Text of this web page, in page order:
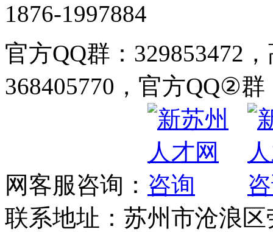
1876-1997884
官方QQ群：329853472
368405770，官方QQ②群
网客服咨询：
联系地址：苏州市沧浪